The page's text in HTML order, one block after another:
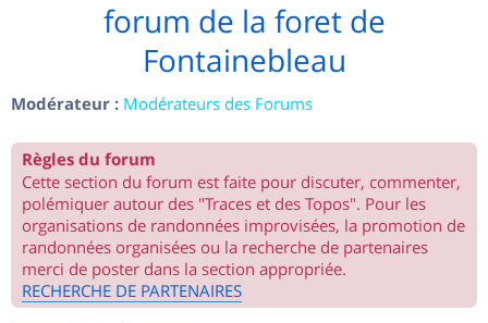
forum de la foret de
Fontainebleau
Modérateur : Modérateurs des Forums
Règles du forum
Cette section du forum est faite pour discuter, commenter,
polémiquer autour des "Traces et des Topos". Pour les
organisations de randonnées improvisées, la promotion de
randonnées organisées ou la recherche de partenaires
merci de poster dans la section appropriée.
RECHERCHE DE PARTENAIRES